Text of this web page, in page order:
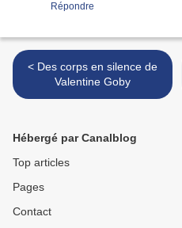
Répondre
< Des corps en silence de
Valentine Goby
Hébergé par Canalblog
Top articles
Pages
Contact